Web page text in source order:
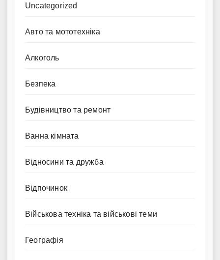
Uncategorized
Авто та мототехніка
Алкоголь
Безпека
Будівництво та ремонт
Ванна кімната
Відносини та дружба
Відпочинок
Військова техніка та військові теми
Географія